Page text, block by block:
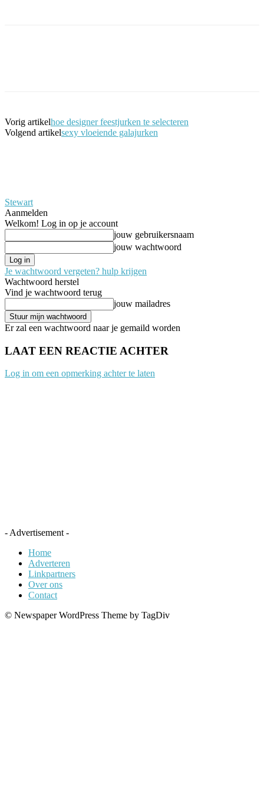
Vorig artikelhoe designer feestjurken te selecteren
Volgend artikelsexy vloeiende galajurken
Stewart
Aanmelden
Welkom! Log in op je account
jouw gebruikersnaam
jouw wachtwoord
Je wachtwoord vergeten? hulp krijgen
Wachtwoord herstel
Vind je wachtwoord terug
jouw mailadres
Er zal een wachtwoord naar je gemaild worden
LAAT EEN REACTIE ACHTER
Log in om een opmerking achter te laten
- Advertisement -
Home
Adverteren
Linkpartners
Over ons
Contact
© Newspaper WordPress Theme by TagDiv